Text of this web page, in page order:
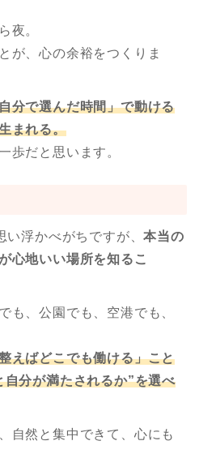
夜。
が、心の余裕をつくりま
分で選んだ時間」で動ける
まれる。
歩だと思います。
い浮かべがちですが、本当の
心地いい場所を知るこ
も、公園でも、空港でも、
えばどこでも働ける」こと
分が満たされるか”を選べ
自然と集中できて、心にも